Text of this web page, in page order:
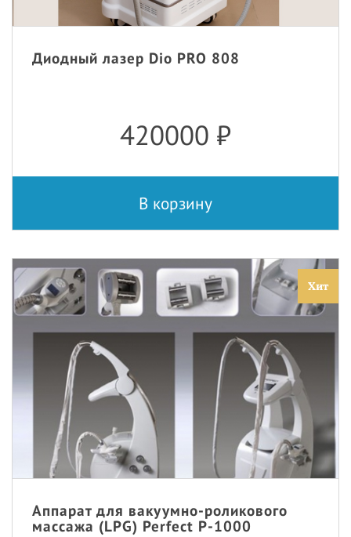
Диодный лазер Dio PRO 808
420000 ₽
В корзину
Хит
Аппарат для вакуумно-роликового
массажа (LPG) Perfect P-1000